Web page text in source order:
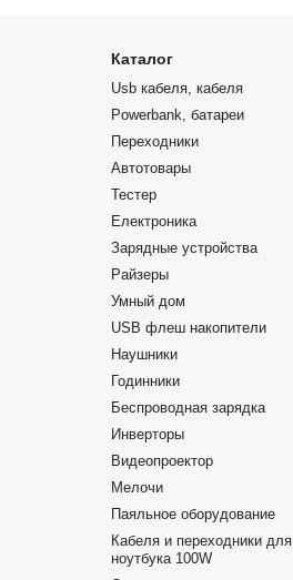
Каталог
Usb кабеля, кабеля
Powerbank, батареи
Переходники
Автотовары
Тестер
Електроника
Зарядные устройства
Райзеры
Умный дом
USB флеш накопители
Наушники
Годинники
Беспроводная зарядка
Инверторы
Видеопроектор
Мелочи
Паяльное оборудование
Кабеля и переходники для
ноутбука 100W